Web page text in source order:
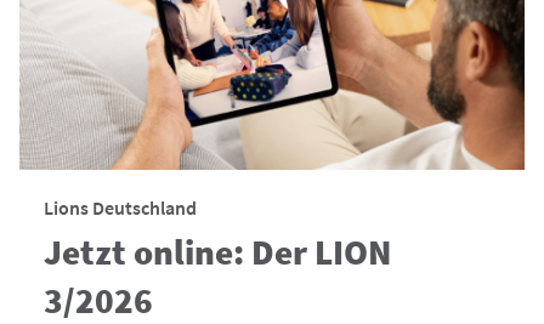
Lions Deutschland
Jetzt online: Der LION
3/2026